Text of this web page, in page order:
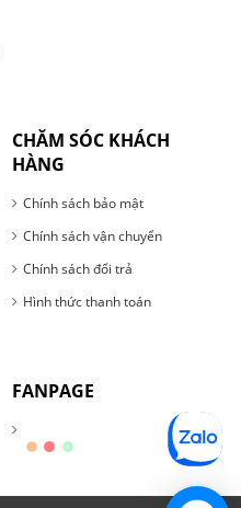
CHĂM SÓC KHÁCH
HÀNG
Chính sách bảo mật
Chính sách vận chuyển
Chính sách đổi trả
Hình thức thanh toán
FANPAGE